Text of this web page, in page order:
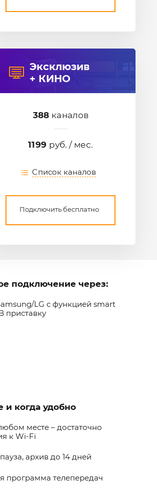
Эксклюзив
+ КИНО
388 каналов
1199 руб. / мес.
Список каналов
Подключить бесплатно
подключение через:
LG с функцией smart
приставку
и когда удобно
месте – достаточно
к Wi-Fi
архив до 14 дней
программа телепередач